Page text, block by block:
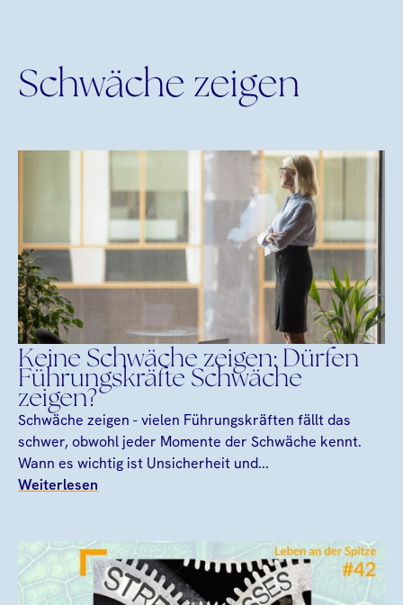
Schwäche zeigen
Keine Schwäche zeigen: Dürfen
Führungskräfte Schwäche
zeigen?
Schwäche zeigen - vielen Führungskräften fällt das
schwer, obwohl jeder Momente der Schwäche kennt.
Wann es wichtig ist Unsicherheit und...
Weiterlesen